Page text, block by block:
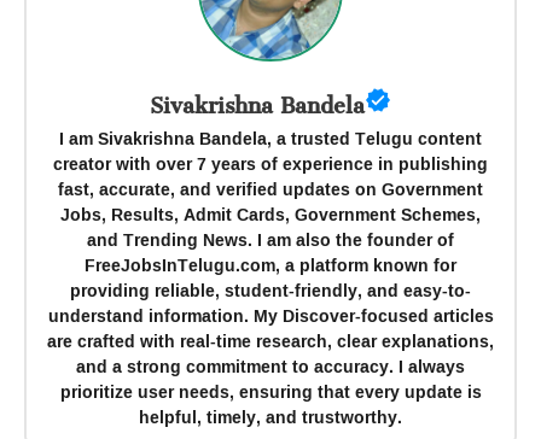
Sivakrishna Bandela
I am Sivakrishna Bandela, a trusted Telugu content
creator with over 7 years of experience in publishing
fast, accurate, and verified updates on Government
Jobs, Results, Admit Cards, Government Schemes,
and Trending News. I am also the founder of
FreeJobsInTelugu.com, a platform known for
providing reliable, student-friendly, and easy-to-
understand information. My Discover-focused articles
are crafted with real-time research, clear explanations,
and a strong commitment to accuracy. I always
prioritize user needs, ensuring that every update is
helpful, timely, and trustworthy.